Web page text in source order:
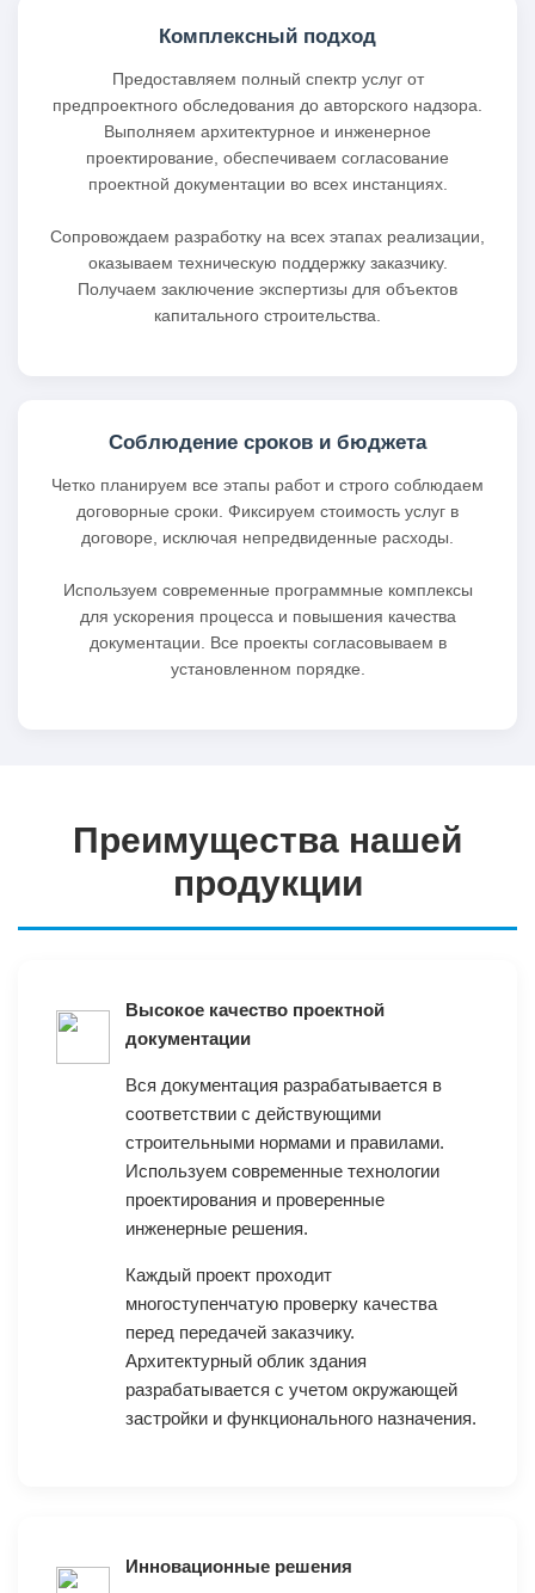
Комплексный подход
Предоставляем полный спектр услуг от
предпроектного обследования до авторского надзора.
Выполняем архитектурное и инженерное
проектирование, обеспечиваем согласование
проектной документации во всех инстанциях.
Сопровождаем разработку на всех этапах реализации,
оказываем техническую поддержку заказчику.
Получаем заключение экспертизы для объектов
капитального строительства.
Соблюдение сроков и бюджета
Четко планируем все этапы работ и строго соблюдаем
договорные сроки. Фиксируем стоимость услуг в
договоре, исключая непредвиденные расходы.
Используем современные программные комплексы
для ускорения процесса и повышения качества
документации. Все проекты согласовываем в
установленном порядке.
Преимущества нашей
продукции
Высокое качество проектной
документации
Вся документация разрабатывается в
соответствии с действующими
строительными нормами и правилами.
Используем современные технологии
проектирования и проверенные
инженерные решения.
Каждый проект проходит
многоступенчатую проверку качества
перед передачей заказчику.
Архитектурный облик здания
разрабатывается с учетом окружающей
застройки и функционального назначения.
Инновационные решения